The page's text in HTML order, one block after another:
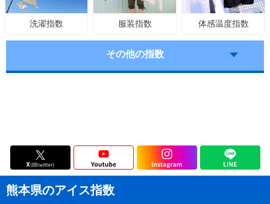
洗濯指数 服装指数 体感温度指数
その他の指数
熊本県のアイス指数